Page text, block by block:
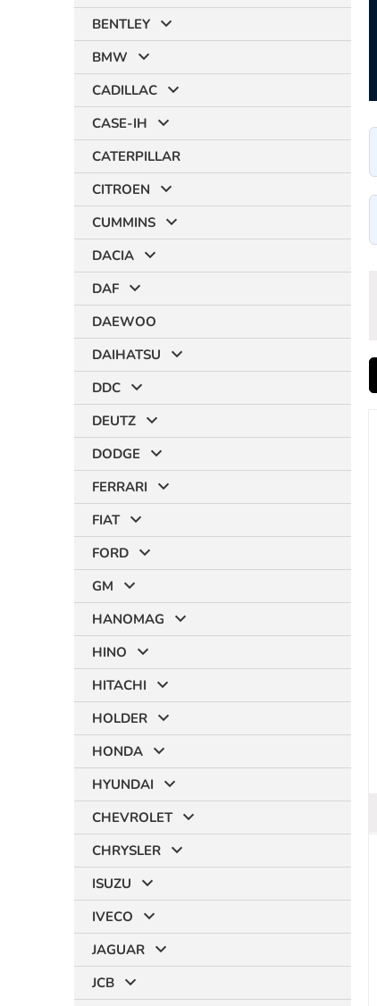
BENTLEY
BMW
CADILLAC
CASE-IH
CATERPILLAR
CITROEN
CUMMINS
DACIA
DAF
DAEWOO
DAIHATSU
DDC
DEUTZ
DODGE
FERRARI
FIAT
FORD
GM
HANOMAG
HINO
HITACHI
HOLDER
HONDA
HYUNDAI
CHEVROLET
CHRYSLER
ISUZU
IVECO
JAGUAR
JCB